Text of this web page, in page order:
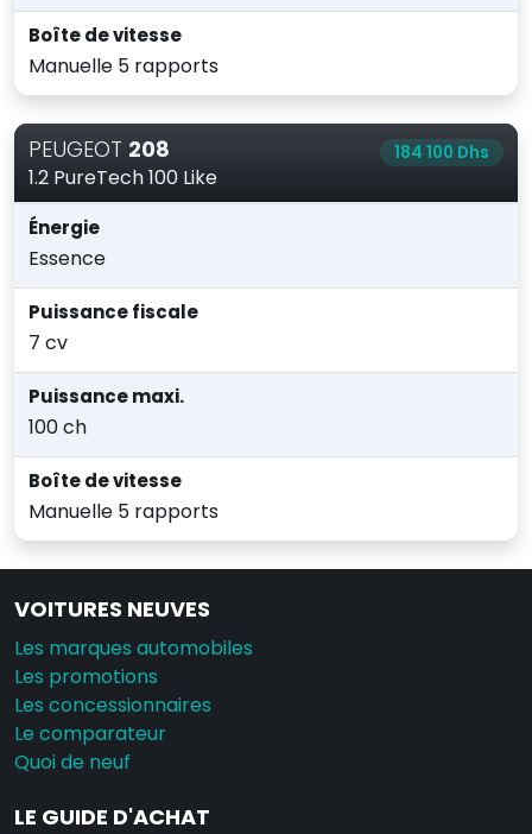
Boîte de vitesse
Manuelle 5 rapports
PEUGEOT 208
1.2 PureTech 100 Like
184 100 Dhs
Énergie
Essence
Puissance fiscale
7 cv
Puissance maxi.
100 ch
Boîte de vitesse
Manuelle 5 rapports
VOITURES NEUVES
Les marques automobiles
Les promotions
Les concessionnaires
Le comparateur
Quoi de neuf
LE GUIDE D'ACHAT